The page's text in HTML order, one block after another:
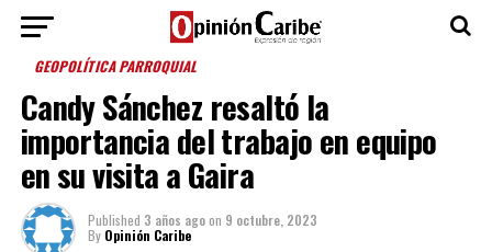
GEOPOLÍTICA PARROQUIAL
Candy Sánchez resaltó la
importancia del trabajo en equipo
en su visita a Gaira
Published 3 años agoon 9 octubre, 2023
By Opinión Caribe